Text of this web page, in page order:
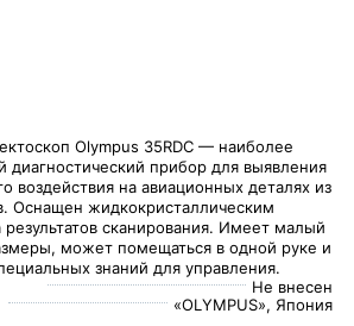
Olympus 35RDC — наиболее
диагностический прибор для выявления
воздействия на авиационных деталях из
Оснащен жидкокристаллическим
сканирования. Имеет малый
может помещаться в одной руке и
знаний для управления.
Не внесен
«OLYMPUS», Япония